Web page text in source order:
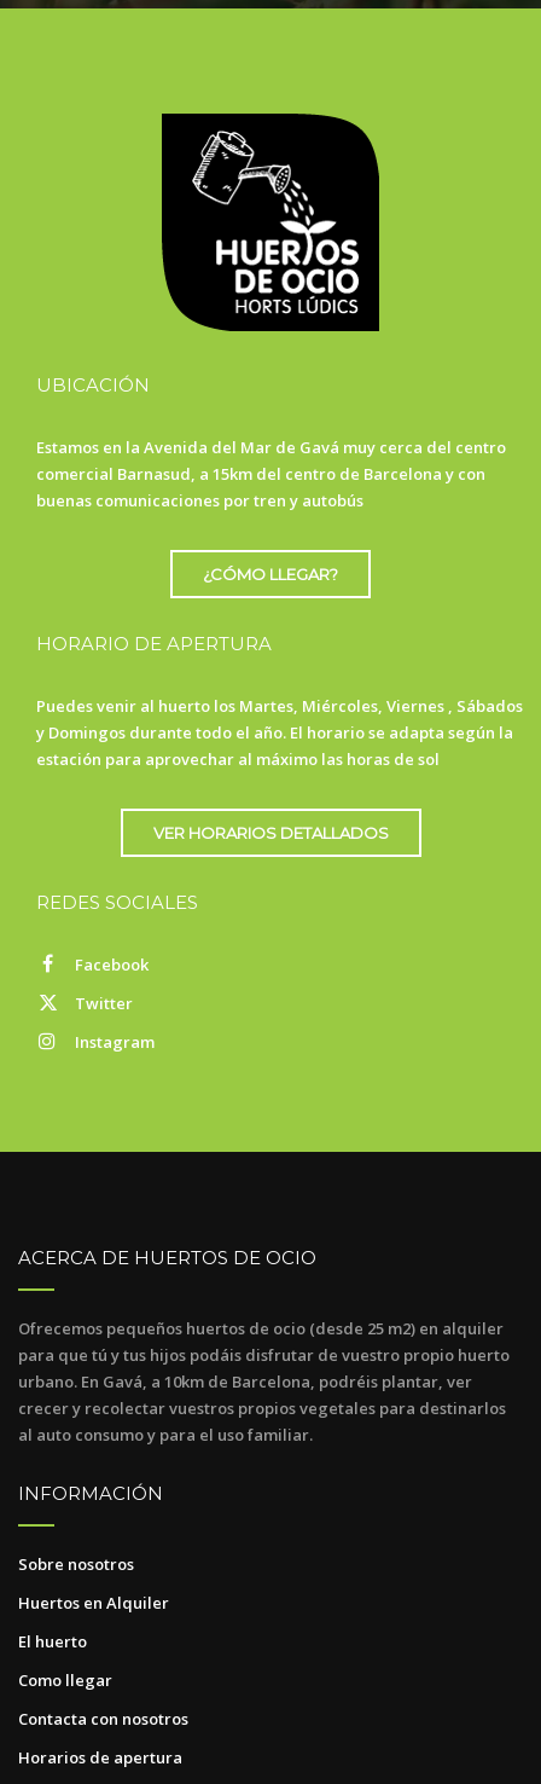
UBICACIÓN
Estamos en la Avenida del Mar de Gavá muy cerca del centro
comercial Barnasud, a 15km del centro de Barcelona y con
buenas comunicaciones por tren y autobús
¿CÓMO LLEGAR?
HORARIO DE APERTURA
Puedes venir al huerto los Martes, Miércoles, Viernes , Sábados
y Domingos durante todo el año. El horario se adapta según la
estación para aprovechar al máximo las horas de sol
VER HORARIOS DETALLADOS
REDES SOCIALES
Facebook
Twitter
Instagram
ACERCA DE HUERTOS DE OCIO
Ofrecemos pequeños huertos de ocio (desde 25 m2) en alquiler
para que tú y tus hijos podáis disfrutar de vuestro propio huerto
urbano. En Gavá, a 10km de Barcelona, podréis plantar, ver
crecer y recolectar vuestros propios vegetales para destinarlos
al auto consumo y para el uso familiar.
INFORMACIÓN
Sobre nosotros
Huertos en Alquiler
El huerto
Como llegar
Contacta con nosotros
Horarios de apertura